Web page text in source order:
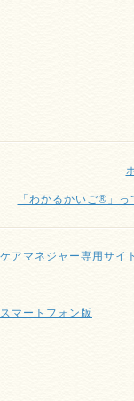
「わかるかいご®」っ
ケアマネジャー専用サ
スマートフォン版